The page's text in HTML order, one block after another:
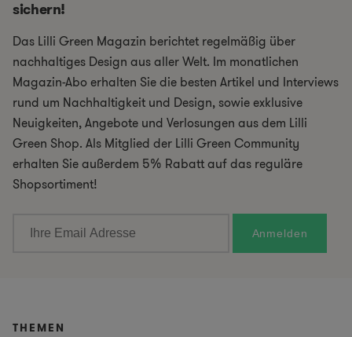
sichern!
Das Lilli Green Magazin berichtet regelmäßig über
nachhaltiges Design aus aller Welt. Im monatlichen
Magazin-Abo erhalten Sie die besten Artikel und Interviews
rund um Nachhaltigkeit und Design, sowie exklusive
Neuigkeiten, Angebote und Verlosungen aus dem Lilli
Green Shop. Als Mitglied der Lilli Green Community
erhalten Sie außerdem 5% Rabatt auf das reguläre
Shopsortiment!
THEMEN